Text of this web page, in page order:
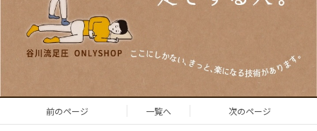
前のページ 一覧へ 次のページ